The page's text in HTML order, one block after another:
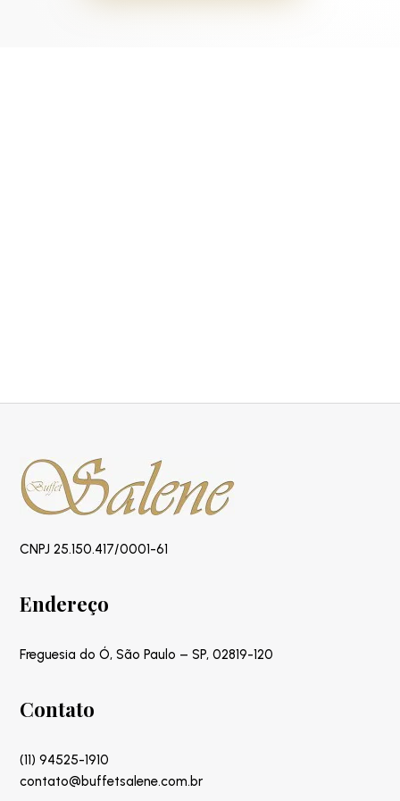
CNPJ 25.150.417/0001-61
Endereço
Freguesia do Ó, São Paulo – SP, 02819-120
Contato
(11) 94525-1910
contato@buffetsalene.com.br